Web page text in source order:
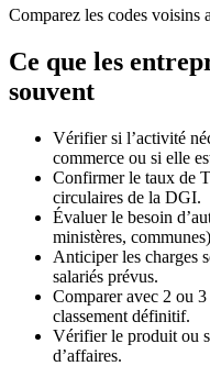
Comparez les codes voisins
Ce que les
souvent
Vérifier si l’activité
commerce ou si elle
Confirmer le taux de
circulaires de la DGI.
Évaluer le besoin
ministères,
Anticiper les charges
salariés prévus.
Comparer avec 2 ou
classement définitif.
Vérifier le produit ou
d’affaires.